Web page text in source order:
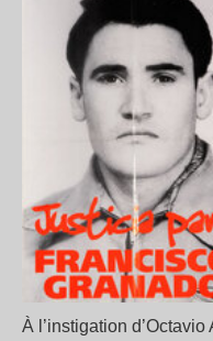
À l’instigation